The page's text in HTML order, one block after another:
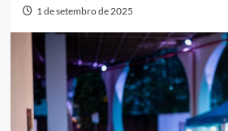
1 de setembro de 2025